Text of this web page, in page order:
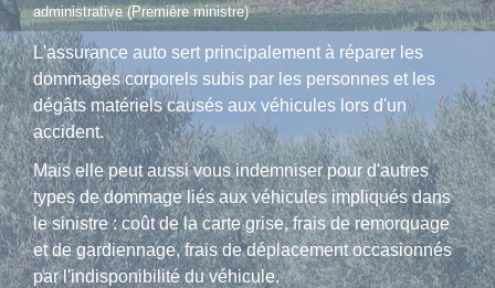
administrative (Première ministre)
L'assurance auto sert principalement à réparer les
dommages corporels subis par les personnes et les
dégâts matériels causés aux véhicules lors d'un
accident.
Mais elle peut aussi vous indemniser pour d'autres
types de dommage liés aux véhicules impliqués dans
le sinistre : coût de la carte grise, frais de remorquage
et de gardiennage, frais de déplacement occasionnés
par l'indisponibilité du véhicule.